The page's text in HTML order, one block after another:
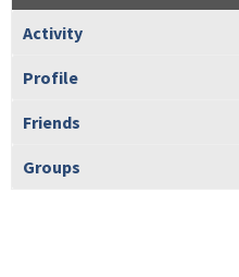
Activity
Profile
Friends
Groups